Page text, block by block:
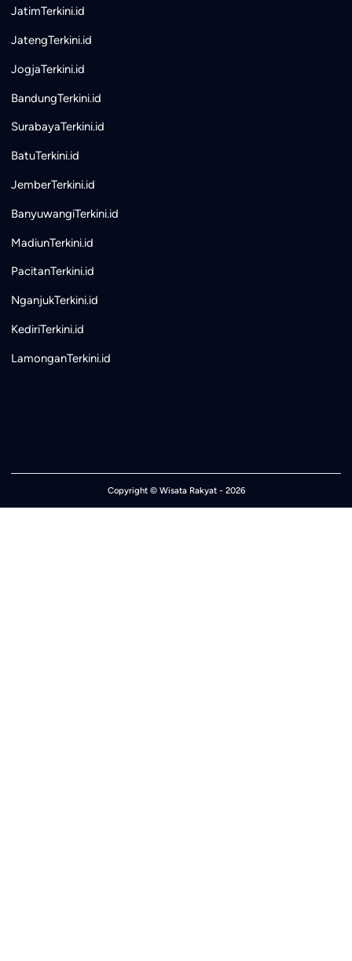
JatimTerkini.id
JatengTerkini.id
JogjaTerkini.id
BandungTerkini.id
SurabayaTerkini.id
BatuTerkini.id
JemberTerkini.id
BanyuwangiTerkini.id
MadiunTerkini.id
PacitanTerkini.id
NganjukTerkini.id
KediriTerkini.id
LamonganTerkini.id
Copyright © Wisata Rakyat- 2026